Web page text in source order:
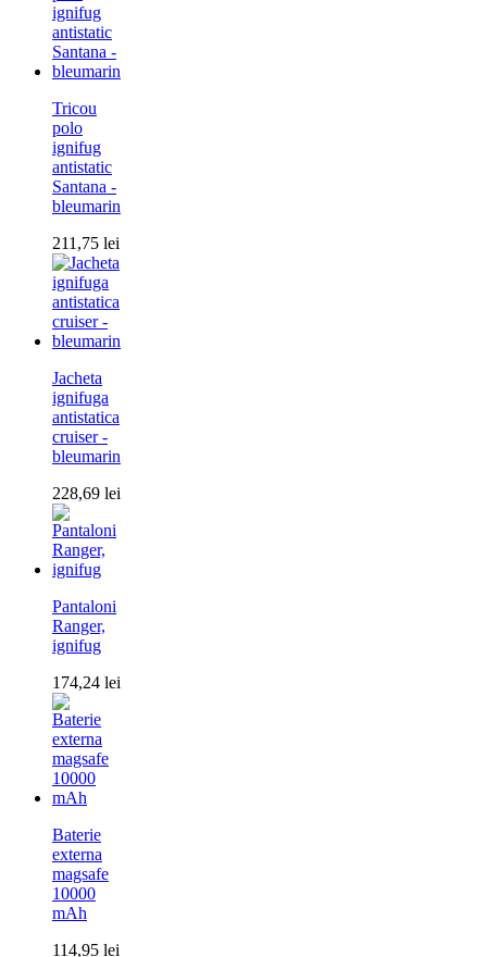
Tricou
polo
ignifug
antistatic
Santana -
bleumarin
211,75 lei
Jacheta
ignifuga
antistatica
cruiser -
bleumarin
228,69 lei
Pantaloni
Ranger,
ignifug
174,24 lei
Baterie
externa
magsafe
10000
mAh
114,95 lei